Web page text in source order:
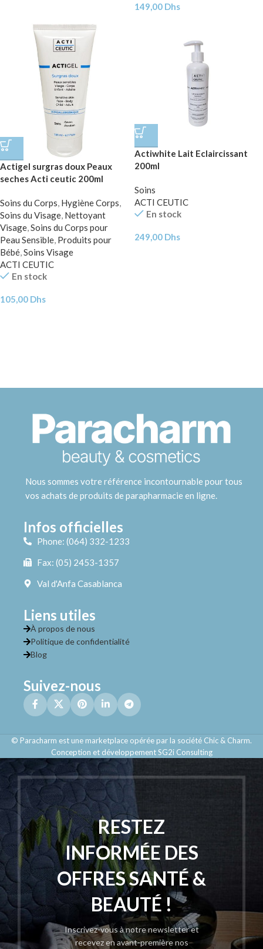
149,00 Dhs
Actigel surgras doux Peaux
seches Acti ceutic 200ml
Soins du Corps, Hygiène Corps,
Soins du Visage, Nettoyant
Visage,Soins du Corps pour
Peau Sensible, Produits pour
Bébé,Soins Visage
ACTI CEUTIC
En stock
105,00 Dhs
Actiwhite Lait Eclaircissant
200ml
Soins
ACTI CEUTIC
En stock
249,00 Dhs
Nous sommes votre référence incontournable pour tous
vos achats de produits de parapharmacie en ligne.
Infos officielles
Phone: (064) 332-1233
Fax: (05) 2453-1357
Val d'Anfa Casablanca
Liens utiles
À propos de nous
Politique de confidentialité
Blog
Suivez-nous
© Paracharm est une marketplace opérée par la société Chic & Charm.
Conception et développement SG2i Consulting
RESTEZ
INFORMÉE DES
OFFRES SANTÉ &
BEAUTÉ !
Inscrivez-vous à notre newsletter et
recevez en avant-première nos